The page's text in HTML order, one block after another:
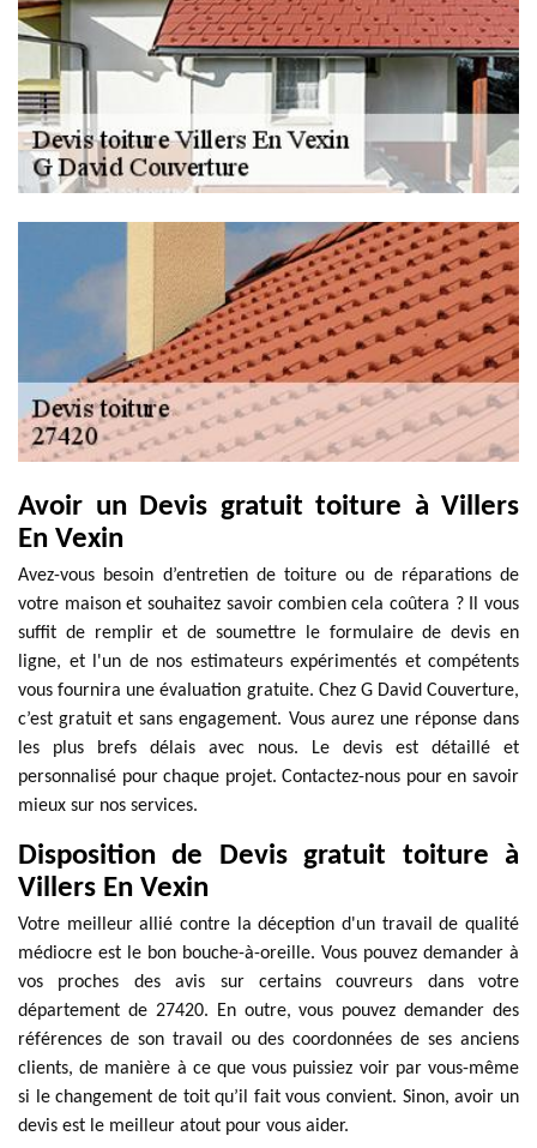
Avoir un Devis gratuit toiture à Villers
En Vexin
Avez-vous besoin d’entretien de toiture ou de réparations de
votre maison et souhaitez savoir combien cela coûtera ? Il vous
suffit de remplir et de soumettre le formulaire de devis en
ligne, et l'un de nos estimateurs expérimentés et compétents
vous fournira une évaluation gratuite. Chez G David Couverture,
c’est gratuit et sans engagement. Vous aurez une réponse dans
les plus brefs délais avec nous. Le devis est détaillé et
personnalisé pour chaque projet. Contactez-nous pour en savoir
mieux sur nos services.
Disposition de Devis gratuit toiture à
Villers En Vexin
Votre meilleur allié contre la déception d'un travail de qualité
médiocre est le bon bouche-à-oreille. Vous pouvez demander à
vos proches des avis sur certains couvreurs dans votre
département de 27420. En outre, vous pouvez demander des
références de son travail ou des coordonnées de ses anciens
clients, de manière à ce que vous puissiez voir par vous-même
si le changement de toit qu’il fait vous convient. Sinon, avoir un
devis est le meilleur atout pour vous aider.